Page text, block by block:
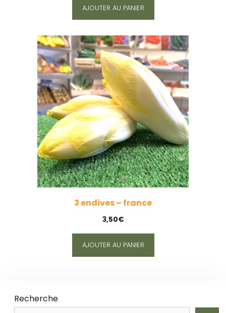
AJOUTER AU PANIER
3 endives – france
3,50€
AJOUTER AU PANIER
Recherche